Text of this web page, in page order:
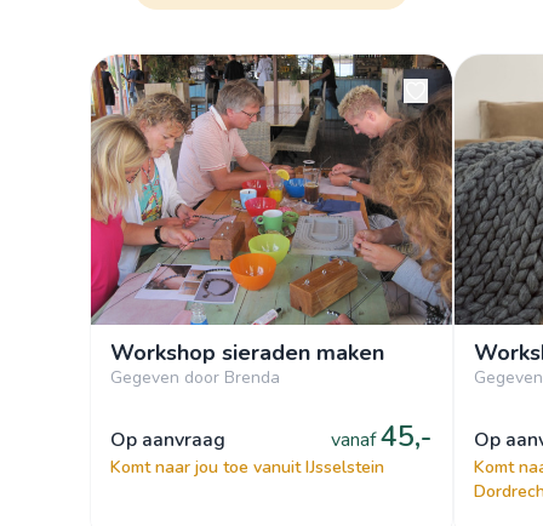
Workshop sieraden maken
Gegeven door Brenda
op aanvraag vanaf45,-
Komt naar jou toe vanuit IJsselstein
op
Komt